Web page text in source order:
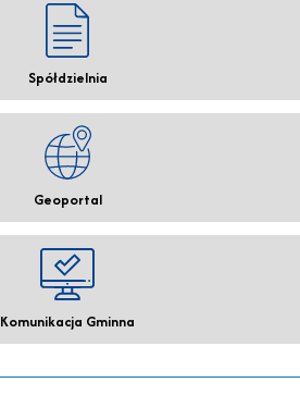
Spółdzielnia
Geoportal
Komunikacja Gminna